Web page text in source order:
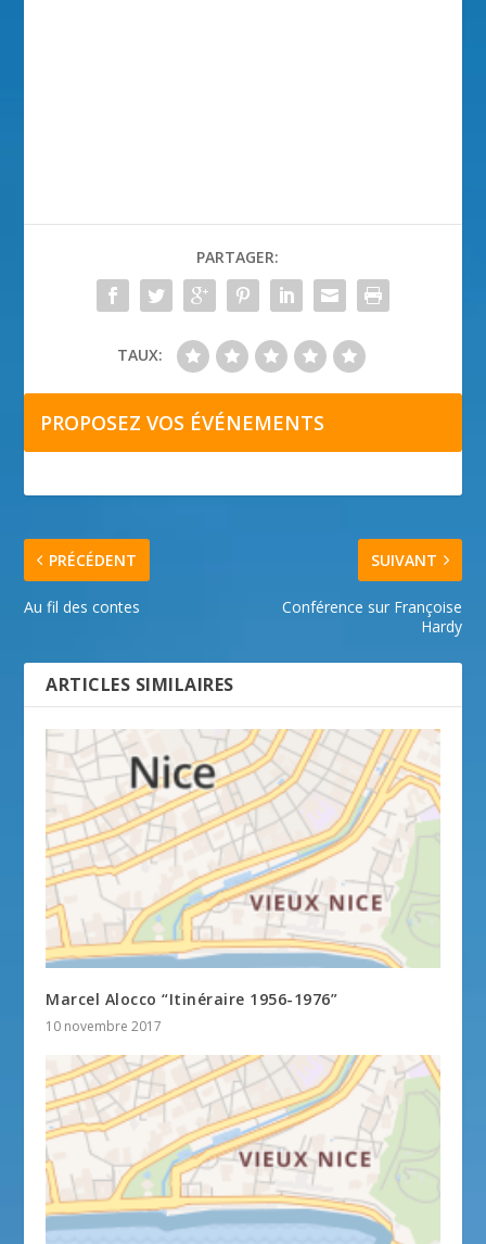
PARTAGER:
TAUX:
PROPOSEZ VOS ÉVÉNEMENTS
PRÉCÉDENT
Au fil des contes
SUIVANT
Conférence sur Françoise
Hardy
ARTICLES SIMILAIRES
Marcel Alocco “Itinéraire 1956-1976”
10 novembre 2017